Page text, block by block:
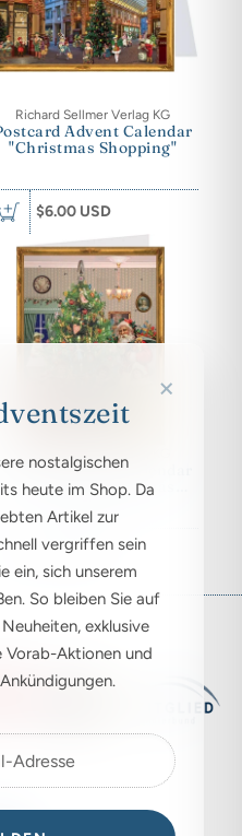
Richard Sellmer Verlag KG
Advent Calendar
"Christmas Shopping"
$6.00 USD
Richard Sellmer Verlag KG
Advent Calendar
"Under the Christmas
Tree"
$6.00 USD
×
nostalgischen
heute im Shop. Da
Artikel zur
vergriffen sein
ein, sich unserem
So bleiben Sie auf
exklusive
Aktionen und